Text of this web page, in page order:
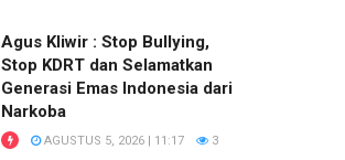
Agus Kliwir : Stop Bullying,
Stop KDRT dan Selamatkan
Generasi Emas Indonesia dari
Narkoba
AGUSTUS 5, 2026 | 11:17 3